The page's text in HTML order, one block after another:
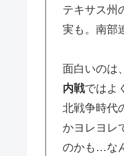
テキサス州
実も。南部
面白いのは
内戦ではよ
北戦争時代
かヨレヨレ
のかも…な